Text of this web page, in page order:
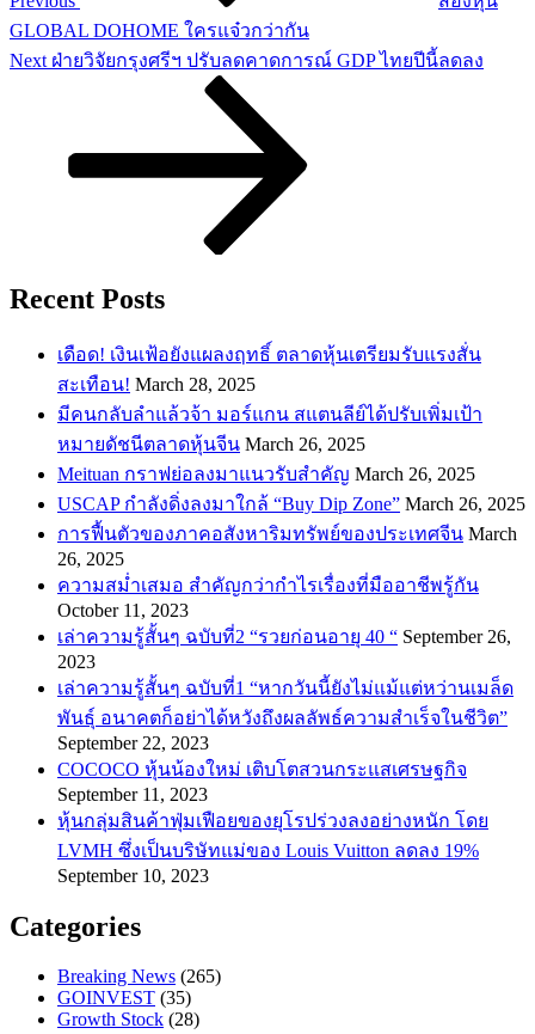
GLOBAL DOHOME ใครแจ๋วกว่ากัน
Next
Post
Next ฝ่ายวิจัยกรุงศรีฯ ปรับลดคาดการณ์ GDP ไทยปีนี้ลดลง
Recent Posts
เดือด! เงินเฟ้อยังแผลงฤทธิ์ ตลาดหุ้นเตรียมรับแรงสั่น
สะเทือน! March 28, 2025
​มีคนกลับลำแล้วจ้า มอร์แกน สแตนลีย์ได้ปรับเพิ่มเป้า
หมายดัชนีตลาดหุ้นจีน March 26, 2025
Meituan กราฟย่อลงมาแนวรับสำคัญ March 26, 2025
USCAP กำลังดิ่งลงมาใกล้ “Buy Dip Zone” March 26, 2025
การฟื้นตัวของภาคอสังหาริมทรัพย์ของประเทศจีน March
26, 2025
ความสม่ำเสมอ สำคัญกว่ากำไรเรื่องที่มืออาชีพรู้กัน
October 11, 2023
เล่าความรู้สั้นๆ ฉบับที่2 “รวยก่อนอายุ 40 “ September 26,
2023
เล่าความรู้สั้นๆ ฉบับที่1 “หากวันนี้ยังไม่แม้แต่หว่านเมล็ด
พันธ์ุ อนาคตก็อย่าได้หวังถึงผลลัพธ์ความสำเร็จในชีวิต”
September 22, 2023
COCOCO หุ้นน้องใหม่ เติบโตสวนกระแสเศรษฐกิจ
September 11, 2023
หุ้นกลุ่มสินค้าฟุ่มเฟือยของยุโรปร่วงลงอย่างหนัก โดย
LVMH ซึ่งเป็นบริษัทแม่ของ Louis Vuitton ลดลง 19%
September 10, 2023
Categories
Breaking News (265)
GOINVEST (35)
Growth Stock (28)